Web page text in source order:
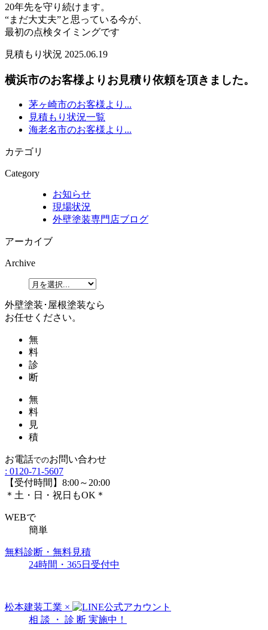
20年先を守り続けます。
“まだ大丈夫”と思っている今が、
最初の点検タイミングです
見積もり状況 2025.06.19
横浜市のお客様よりお見積り依頼を頂きました。
茅ヶ崎市のお客様より...
見積もり状況一覧
海老名市のお客様より...
カテゴリ
Category
お知らせ
現場状況
外壁塗装専門店ブログ
アーカイブ
Archive
外壁塗装･屋根塗装なら
お任せください。
無
料
診
断
無
料
見
積
お電話でのお問い合わせ
: 0120-71-5607
【受付時間】8:00～20:00
＊土・日・祝日もOK＊
WEBで
簡単
無料診断・無料見積
24時間・365日受付中
松本建装工業 ×
相 談 ・ 診 断 実施中！